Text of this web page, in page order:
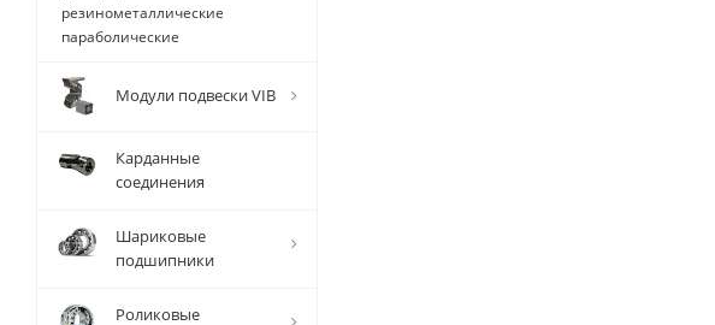
резинометаллические
параболические
Модули подвески VIB
Карданные
соединения
Шариковые
подшипники
Роликовые